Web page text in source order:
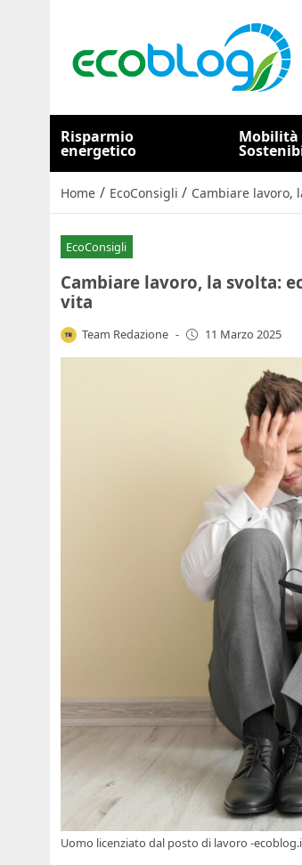
Risparmio
energetico
Mobilità
Home / EcoConsigli / Cambiare lavoro,
EcoConsigli
Cambiare lavoro, la svolta:
vita
Team Redazione - 11 Marzo 2025
Uomo licenziato dal posto di lavoro -